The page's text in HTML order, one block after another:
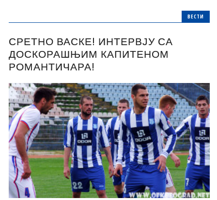
ВЕСТИ
СРЕТНО ВАСКЕ! ИНТЕРВЈУ СА
ДОСКОРАШЊИМ КАПИТЕНОМ
РОМАНТИЧАРА!